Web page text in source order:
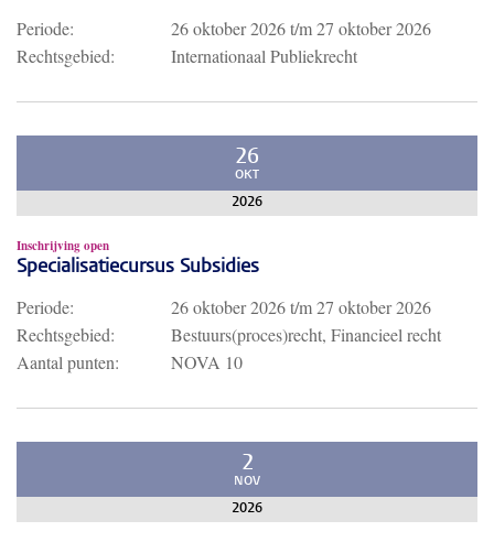
Periode: 26 oktober 2026t/m27 oktober 2026
Rechtsgebied:
Internationaal Publiekrecht
26
OKT
2026
Inschrijving open
Specialisatiecursus Subsidies
Periode: 26 oktober 2026t/m27 oktober 2026
Rechtsgebied:
Bestuurs(proces)recht, Financieel recht
Aantal punten:
NOVA 10
2
NOV
2026